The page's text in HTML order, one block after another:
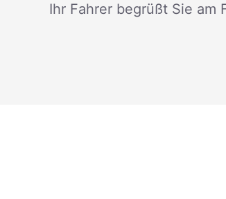
Ihr Fahrer begrüßt Sie am